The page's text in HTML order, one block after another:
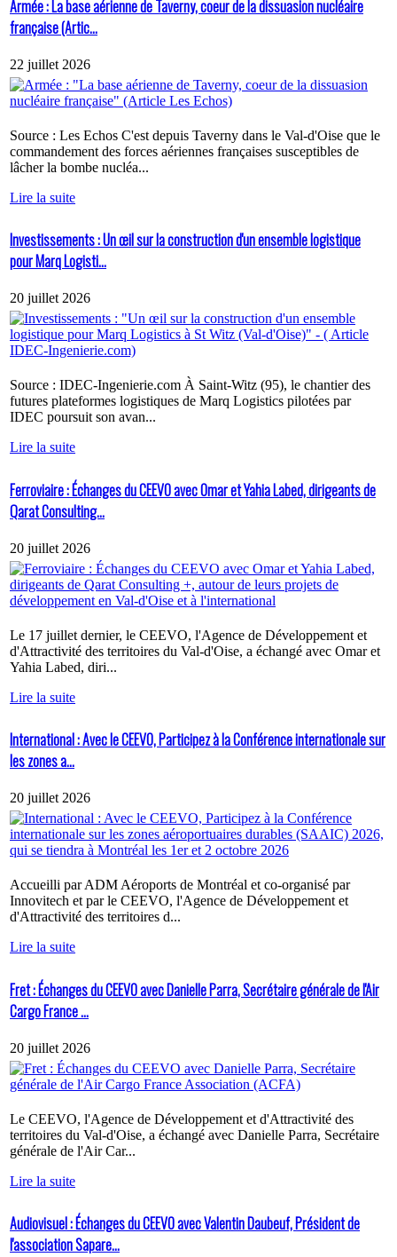
Armée : La base aérienne de Taverny, coeur de la dissuasion nucléaire
française (Artic...
22 juillet 2026
Source : Les Echos C'est depuis Taverny dans le Val-d'Oise que le
commandement des forces aériennes françaises susceptibles de
lâcher la bombe nucléa...
Lire la suite
Investissements : Un œil sur la construction d'un ensemble logistique
pour Marq Logisti...
20 juillet 2026
Source : IDEC-Ingenierie.com À Saint-Witz (95), le chantier des
futures plateformes logistiques de Marq Logistics pilotées par
IDEC poursuit son avan...
Lire la suite
Ferroviaire : Échanges du CEEVO avec Omar et Yahia Labed, dirigeants de
Qarat Consulting...
20 juillet 2026
Le 17 juillet dernier, le CEEVO, l'Agence de Développement et
d'Attractivité des territoires du Val-d'Oise, a échangé avec Omar et
Yahia Labed, diri...
Lire la suite
International : Avec le CEEVO, Participez à la Conférence internationale sur
les zones a...
20 juillet 2026
Accueilli par ADM Aéroports de Montréal et co-organisé par
Innovitech et par le CEEVO, l'Agence de Développement et
d'Attractivité des territoires d...
Lire la suite
Fret : Échanges du CEEVO avec Danielle Parra, Secrétaire générale de l'Air
Cargo France ...
20 juillet 2026
Le CEEVO, l'Agence de Développement et d'Attractivité des
territoires du Val-d'Oise, a échangé avec Danielle Parra, Secrétaire
générale de l'Air Car...
Lire la suite
Audiovisuel : Échanges du CEEVO avec Valentin Daubeuf, Président de
l'association Sapare...